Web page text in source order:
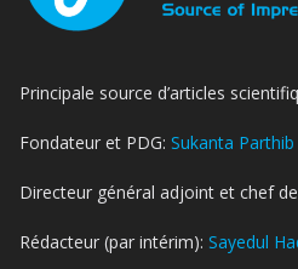
Principale source d’articles
Fondateur et PDG: Sukanta Parthib
Directeur général adjoint et chef
Rédacteur (par intérim): Sayedul